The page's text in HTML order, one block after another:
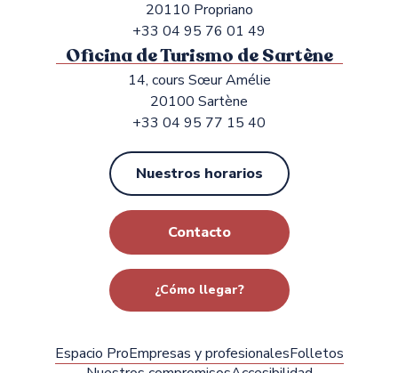
20110 Propriano
+33 04 95 76 01 49
Oficina de Turismo de Sartène
14, cours Sœur Amélie
20100 Sartène
+33 04 95 77 15 40
Nuestros horarios
Contacto
¿Cómo llegar?
Espacio ProEmpresas y profesionalesFolletos